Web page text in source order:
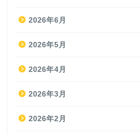
2026年6月
2026年5月
2026年4月
2026年3月
2026年2月